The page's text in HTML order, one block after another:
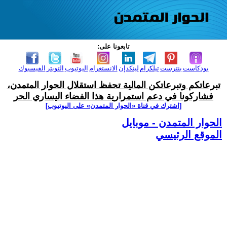
تابعونا على:
الفيسبوك التويتر اليوتيوب الانستغرام لينكدإن تيلكرامبنترست بودكاست
تبرعاتكم وتبرعاتكن المالية تحفظ استقلال الحوار المتمدن،
فشاركونا في دعم استمرارية هذا الفضاء اليساري الحر
[اشترك في قناة ‫«الحوار المتمدن» على اليوتيوب]
الحوار المتمدن - موبايل
الموقع الرئيسي